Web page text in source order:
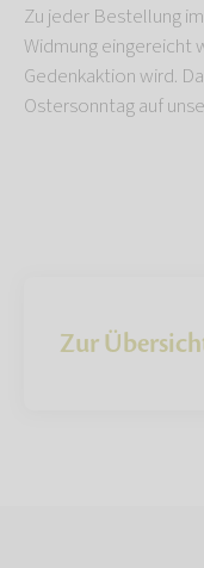
Zu jeder Bestellung im
Widmung eingereicht
Gedenkaktion wird.
Ostersonntag auf
Zur